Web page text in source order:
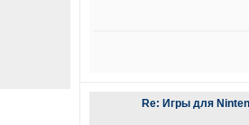
Re: Игры для